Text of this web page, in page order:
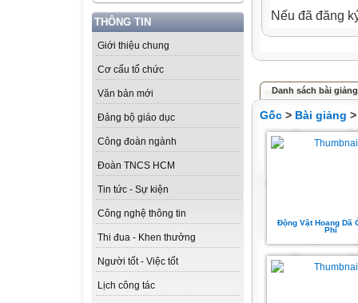
THÔNG TIN
Giới thiệu chung
Cơ cấu tổ chức
Văn bản mới
Đảng bộ giáo dục
Công đoàn ngành
Đoàn TNCS HCM
Tin tức - Sự kiện
Công nghệ thông tin
Thi đua - Khen thưởng
Người tốt - Việc tốt
Lịch công tác
Nếu đã đăng
Danh sách bài
Gốc > Bài giảng
Động Vật Hoang Dã
Phi